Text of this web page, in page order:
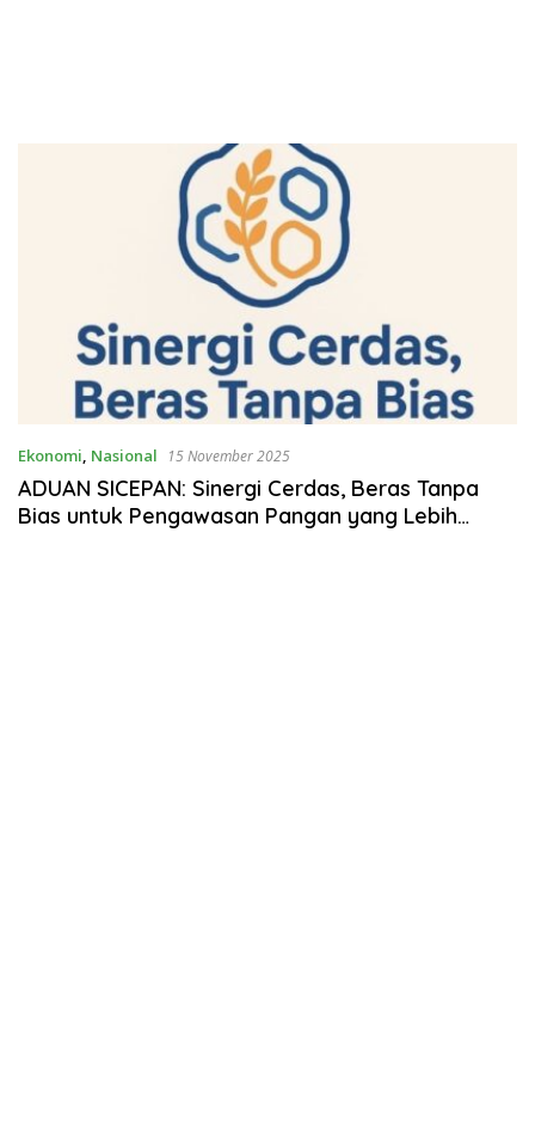
Ekonomi, Nasional 15 November 2025
ADUAN SICEPAN: Sinergi Cerdas, Beras Tanpa
Bias untuk Pengawasan Pangan yang Lebih